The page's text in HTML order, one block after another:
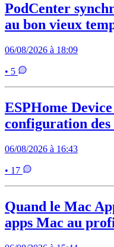
PodCenter
au bon vieux
06/08/2026 à 18:09
• 5
ESPHome
configuration
06/08/2026 à 16:43
• 17
Quand le Mac
apps Mac au